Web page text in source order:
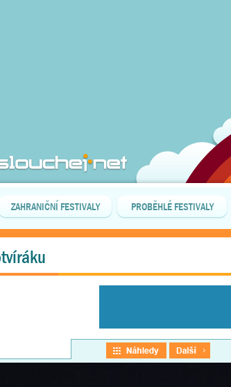
ZAHRANIČNÍ FESTIVALY PROBĚHLÉ FESTIVALY